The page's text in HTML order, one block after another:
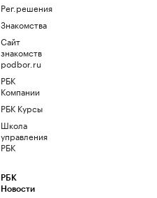
Рег.решения
Знакомства
Сайт
знакомств
podbor.ru
РБК
Компании
РБК Курсы
Школа
управления
РБК
РБК
Новости